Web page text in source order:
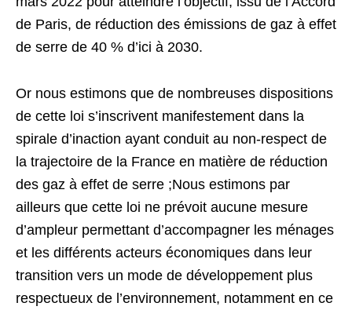
de Paris, de réduction des émissions de gaz à effet
de serre de 40 % d’ici à 2030.
Or nous estimons que de nombreuses dispositions
de cette loi s’inscrivent manifestement dans la
spirale d’inaction ayant conduit au non-respect de
la trajectoire de la France en matière de réduction
des gaz à effet de serre ;Nous estimons par
ailleurs que cette loi ne prévoit aucune mesure
d’ampleur permettant d’accompagner les ménages
et les différents acteurs économiques dans leur
transition vers un mode de développement plus
respectueux de l’environnement, notamment en ce